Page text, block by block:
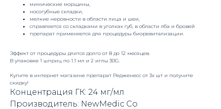
мимические морщины,
носогубные складки,
мелкие неровности в области лица и шеи,
справляется со складками в уголках губ, в области лба и бровей
препарат применяется для процедуры биоревитализации.
Эффект от процедуры длится долго от 8 до 12 месяцев.
В упаковке 1 шприц по 1.1 мл и 2 иглы 30G.
Купите в интернет магазине препарат Редженесс от 3х шт и получите
скидку!
Концентрация ГК: 24 мг/мл
Производитель: NewMedic Co